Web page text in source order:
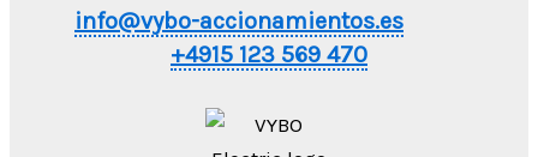
info@vybo-accionamientos.es
+4915 123 569 470